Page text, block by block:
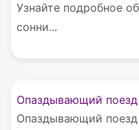
Узнайте подробное
сонни...
Опаздывающий поезд
Опаздывающий поезд